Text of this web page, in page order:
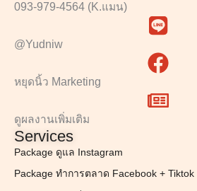
093-979-4564 (K.แมน)
@Yudniw
หยุดนิ้ว Marketing
ดูผลงานเพิ่มเติม
Services
Package ดูแล Instagram
Package ทำการตลาด Facebook + Tiktok